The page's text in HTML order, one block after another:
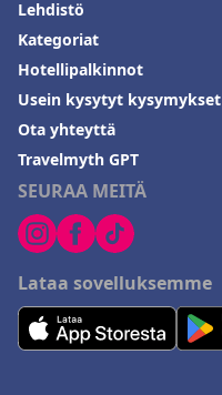
SEURAA MEITÄ
Lataa sovelluksemme
Lehdistö
Kategoriat
Hotellipalkinnot
Usein kysytyt kysymykset
Ota yhteyttä
Travelmyth GPT